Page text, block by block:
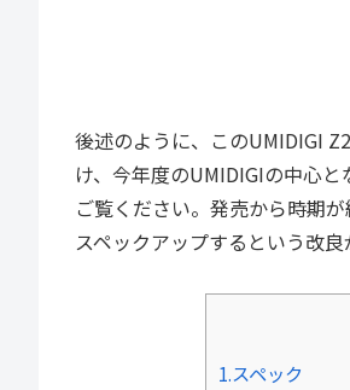
後述のように、このUMIDIGI
け、今年度のUMIDIGIの中心と
ご覧ください。発売から時期
スペックアップするという改
1.スペック